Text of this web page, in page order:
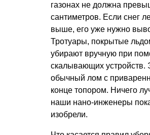
газонах не должна
сантиметров. Если снег
выше, его уже нужно
Тротуары, покрытые
убирают вручную при
скалывающих устройств.
обычный лом с
конце топором. Ничего
наши нано-инженеры
изобрели.